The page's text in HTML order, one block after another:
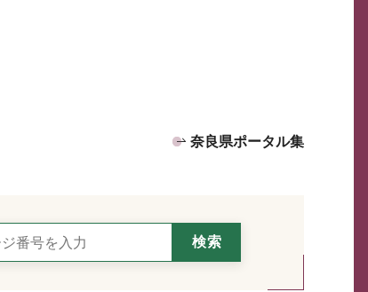
奈良県ポータル集